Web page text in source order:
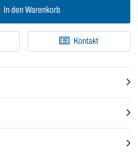
In den Warenkorb
Kontakt